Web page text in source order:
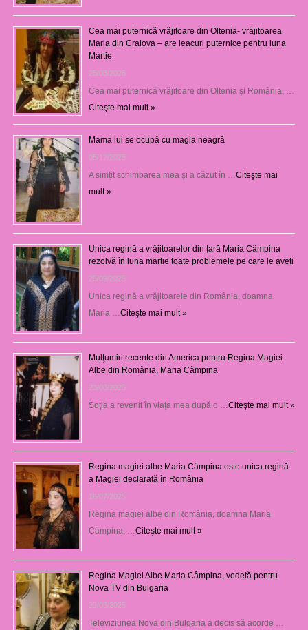
Cea mai puternică vrăjitoare din Oltenia- vrăjitoarea
Maria din Craiova – are leacuri puternice pentru luna
Martie
25/03/2026
Cea mai puternică vrăjitoare din Oltenia și România, …
Citeşte mai mult »
Mama lui se ocupă cu magia neagră
05/12/2025
A simțit schimbarea mea şi a căzut în … Citeşte mai
mult »
Unica regină a vrăjitoarelor din țară Maria Câmpina
rezolvă în luna martie toate problemele pe care le aveți
25/09/2025
Unica regină a vrăjitoarele din România, doamna
Maria … Citeşte mai mult »
Mulţumiri recente din America pentru Regina Magiei
Albe din România, Maria Câmpina
23/08/2025
Soţia a revenit în viaţa mea după o … Citeşte mai mult »
Regina magiei albe Maria Câmpina este unica regină
a Magiei declarată în România
16/07/2025
Regina magiei albe din România, doamna Maria
Câmpina, … Citeşte mai mult »
Regina Magiei Albe Maria Câmpina, vedetă pentru
Nova TV din Bulgaria
23/05/2025
Televiziunea Nova din Bulgaria a decis să acorde …